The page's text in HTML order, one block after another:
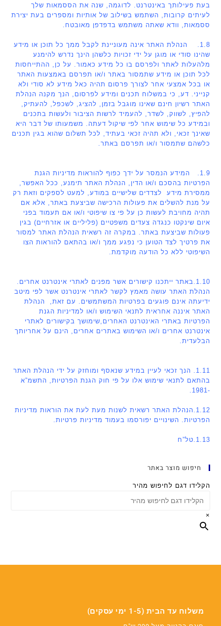
בעת פעילותך באינטרנט. לדוגמה, שנה את הססמאות שלך
לעיתים קרובות, השתמש בשילוב של אותיות ומספרים בעת יצירת
ססמאות, וודא שאתה משתמש בדפדפן מאובטח.
1.8. הנהלת האתר אינה מעוניינת לקבל ממך כל תוכן או מידע
שהינו סודי או מוגן על ידי זכויות כלשהן הינך נדרש להימנע
מלהעלות לאתר ולפרסם בו כל מידע כאמור. על כן, ההתייחסות
לכל תוכן או מידע שתמסור באתר ו/או תפרסם באמצעות האתר
או בכל אמצעי אחר לצורך פרסום תהיה כאל מידע לא סודי ולא
קנייני. דע, כי במשלוח תכנים ומידע לפרסום, הנך מקנה הנהלת
האתר רשיון חינם שאינו מוגבל בזמן, להציג, לשכפל, להעתיק,
להפיץ, לשווק, לשדר, להעמיד לרשות הציבור ולעשות בתכנים
ובמידע כל שימוש אחר לפי שיקול דעתה. משמעותו של דבר היא
שאינך זכאי, ולא תהיה זכאי בעתיד, לכל תשלום שהוא בגין תכנים
כלשהם שתמסור ו/או תפרסם באתר.
1.9. המידע הנמסר על ידך כפוף להוראות מדיניות הגנת
הפרטיות בהסכם ו/או הדין, הנהלת האתר תימנע, ככל האפשר,
ממסירת מידע לצדדים שלישיים במודע, למעט לספקים וזאת רק
על מנת להשלים את פעולות הרכישה שביצעת באתר, אלא אם
תהיה מחויבת לעשות כן על פי צו שיפוטי ו/או אם תעמוד בפני
איום שינקטו כנגדה צעדים משפטיים (פליליים או אזרחיים) בגין
פעולות שביצעת באתר. במקרה זה רשאית הנהלת האתר למסור
את פרטיך לצד הטוען כי נפגע ממך ו/או בהתאם להוראות הצו
השיפוטי ללא כל הודעה מוקדמת.
1.10.באתר ייתכנו קישורים אשר מפנים לאתרי אינטרנט אחרים.
הנהלת האתר עושה מאמץ לקשר לאתרי אינטרנט אשר לפי מיטב
ידיעתה אינם פוגעים בפרטיות המשתמשים. עם זאת, הנהלת
האתר איננה אחראית לתנאי השימוש ו/או למדיניות הגנת
הפרטיות באתרי האינטרנט האחרים,שימושך בקישורים לאתרי
אינטרנט אחרים ו/או השימוש באתרים אחרים, הינם על אחריותך
הבלעדית.
1.11. הנך זכאי לעיין במידע שנאסף ומוחזק על ידי הנהלת האתר
בהתאם לתנאי שימוש אלו על פי חוק הגנת הפרטיות, התשמ”א
-1981.
1.12.הנהלת האתר רשאית לשנות מעת לעת את הוראות מדיניות
הפרטיות. השינויים יפורסמו בעמוד מדיניות פרטיות.
1.13.טל”ח
חיפוש מוצר באתר
הקלידו דגם לחיפוש מהיר
×
משלוח עד הבית (1-5 ימי עסקים)